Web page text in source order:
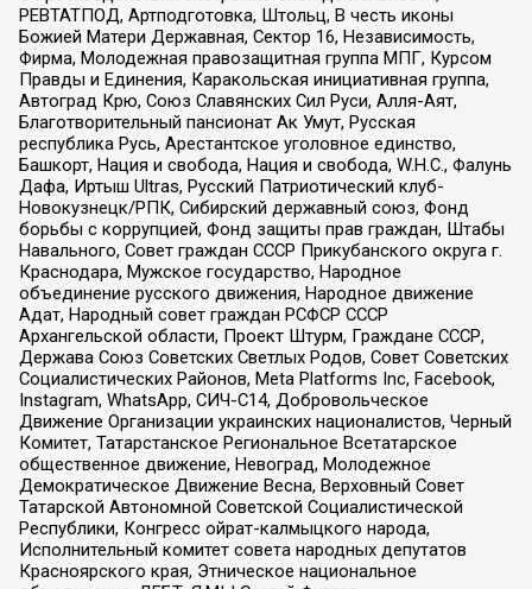
РЕВТАТПОД, Артподготовка, Штольц, В честь иконы
Божией Матери Державная, Сектор 16, Независимость,
Фирма, Молодежная правозащитная группа МПГ, Курсом
Правды и Единения, Каракольская инициативная группа,
Автоград Крю, Союз Славянских Сил Руси, Алля-Аят,
Благотворительный пансионат Ак Умут, Русская
республика Русь, Арестантское уголовное единство,
Башкорт, Нация и свобода, Нация и свобода, W.H.С., Фалунь
Дафа, Иртыш Ultras, Русский Патриотический клуб-
Новокузнецк/РПК, Сибирский державный союз, Фонд
борьбы с коррупцией, Фонд защиты прав граждан, Штабы
Навального, Совет граждан СССР Прикубанского округа г.
Краснодара, Мужское государство, Народное
объединение русского движения, Народное движение
Адат, Народный совет граждан РСФСР СССР
Архангельской области, Проект Штурм, Граждане СССР,
Держава Союз Советских Светлых Родов, Совет Советских
Социалистических Районов, Meta Platforms Inc, Facebook,
Instagram, WhatsApp, СИЧ-С14, Добровольческое
Движение Организации украинских националистов, Черный
Комитет, Татарстанское Региональное Всетатарское
общественное движение, Невоград, Молодежное
Демократическое Движение Весна, Верховный Совет
Татарской Автономной Советской Социалистической
Республики, Конгресс ойрат-калмыцкого народа,
Исполнительный комитет совета народных депутатов
Красноярского края, Этническое национальное